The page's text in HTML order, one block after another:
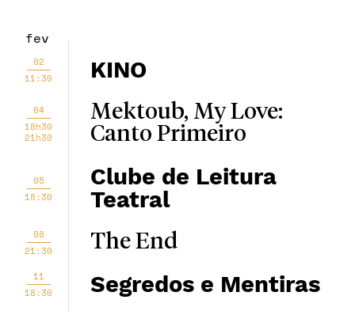
fev
02
11:30
KINO
04
18h30
21h30
Mektoub, My Love:
Canto Primeiro
05
18:30
Clube de Leitura
Teatral
08
21:30
The End
11
18:30
Segredos e Mentiras